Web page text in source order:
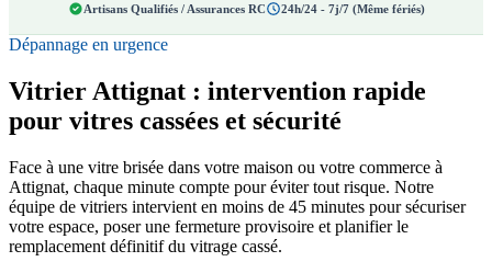
Artisans Qualifiés / Assurances RC 24h/24 - 7j/7 (Même fériés)
Dépannage en urgence
Vitrier Attignat : intervention rapide
pour vitres cassées et sécurité
Face à une vitre brisée dans votre maison ou votre commerce à
Attignat, chaque minute compte pour éviter tout risque. Notre
équipe de vitriers intervient en moins de 45 minutes pour sécuriser
votre espace, poser une fermeture provisoire et planifier le
remplacement définitif du vitrage cassé.